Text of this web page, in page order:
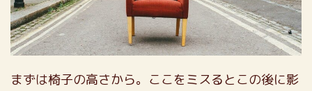
まずは椅子の高さから。ここをミスるとこの後に影